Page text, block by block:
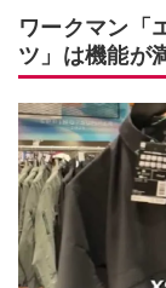
ワークマン「
ツ」は機能が